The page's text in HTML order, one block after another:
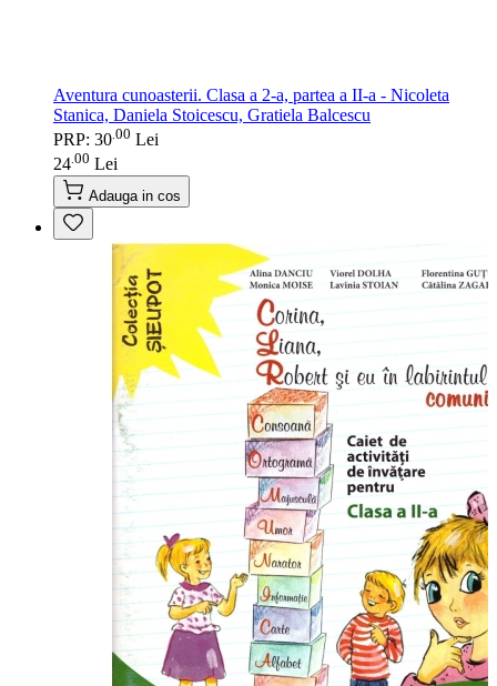
Aventura cunoasterii. Clasa a 2-a, partea a II-a - Nicoleta
Stanica, Daniela Stoicescu, Gratiela Balcescu
PRP: 30 00 Lei
24 00 Lei
Adauga in cos